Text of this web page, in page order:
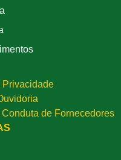
Privacidade
de Fornecedores